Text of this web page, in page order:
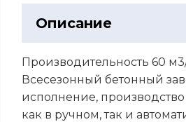
Описание
Производительность 60
Всесезонный бетонный
исполнение,
как в ручном, так и